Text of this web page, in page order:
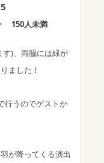
5
150人未満
)、両脇には緑が
ました！
行うのでゲストか
が降ってくる演出